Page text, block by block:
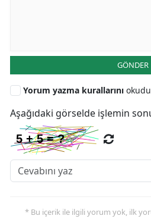
GÖNDER
Yorum yazma kurallarını
Aşağıdaki görselde işlemin
* Bu içerik ile ilgili yorum yok, ilk